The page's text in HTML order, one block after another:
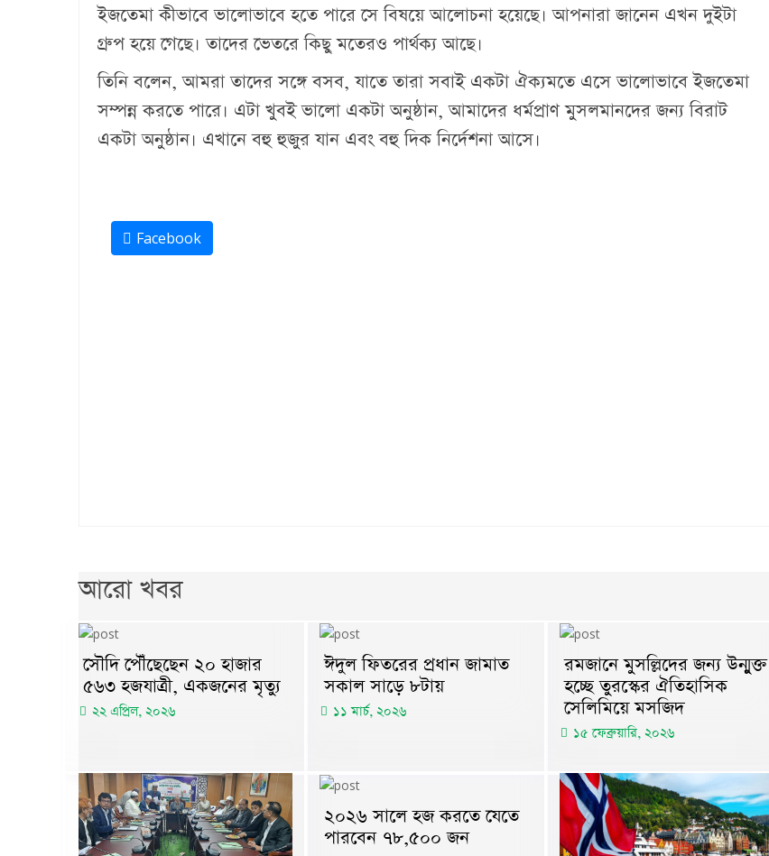
ইজতেমা কীভাবে ভালোভাবে হতে পারে সে বিষয়ে আলোচনা হয়েছে। আপনারা জানেন এখন দুইটা
গ্রুপ হয়ে গেছে। তাদের ভেতরে কিছু মতেরও পার্থক্য আছে।
তিনি বলেন, আমরা তাদের সঙ্গে বসব, যাতে তারা সবাই একটা ঐক্যমতে এসে ভালোভাবে ইজতেমা
সম্পন্ন করতে পারে। এটা খুবই ভালো একটা অনুষ্ঠান, আমাদের ধর্মপ্রাণ মুসলমানদের জন্য বিরাট
একটা অনুষ্ঠান। এখানে বহু হুজুর যান এবং বহু দিক নির্দেশনা আসে।
Facebook
আরো খবর
সৌদি পৌঁছেছেন ২০ হাজার
৫৬৩ হজযাত্রী, একজনের মৃত্যু
২২ এপ্রিল, ২০২৬
ঈদুল ফিতরের প্রধান জামাত
সকাল সাড়ে ৮টায়
১১ মার্চ, ২০২৬
রমজানে মুসল্লিদের জন্য উন্মুক্ত
হচ্ছে তুরস্কের ঐতিহাসিক
সেলিমিয়ে মসজিদ
১৫ ফেব্রুয়ারি, ২০২৬
২০২৬ সালে হজ করতে যেতে
পারবেন ৭৮,৫০০ জন